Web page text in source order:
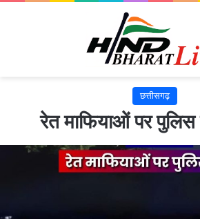
छत्तीसगढ़
रेत माफियाओं पर